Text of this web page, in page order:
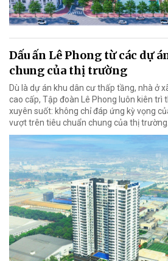
Dấu ấn Lê Phong từ các dự
chung của thị trường
Dù là dự án khu dân cư thấp tầng, nhà ở
cao cấp, Tập đoàn Lê Phong luôn kiên trì
xuyên suốt: không chỉ đáp ứng kỳ vọng
vượt trên tiêu chuẩn chung của thị trường.